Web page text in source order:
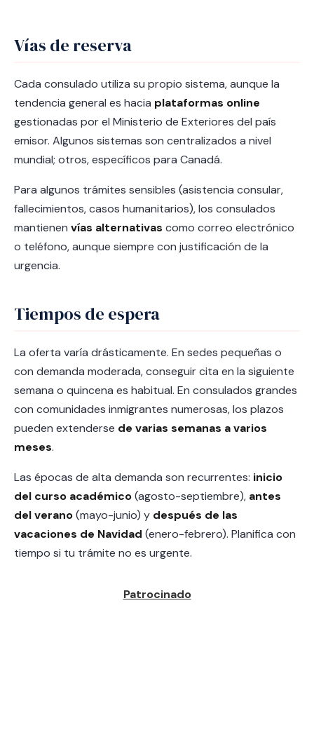
Vías de reserva
Cada consulado utiliza su propio sistema, aunque la
tendencia general es hacia plataformas online
gestionadas por el Ministerio de Exteriores del país
emisor. Algunos sistemas son centralizados a nivel
mundial; otros, específicos para Canadá.
Para algunos trámites sensibles (asistencia consular,
fallecimientos, casos humanitarios), los consulados
mantienen vías alternativas como correo electrónico
o teléfono, aunque siempre con justificación de la
urgencia.
Tiempos de espera
La oferta varía drásticamente. En sedes pequeñas o
con demanda moderada, conseguir cita en la siguiente
semana o quincena es habitual. En consulados grandes
con comunidades inmigrantes numerosas, los plazos
pueden extenderse de varias semanas a varios
meses.
Las épocas de alta demanda son recurrentes: inicio
del curso académico(agosto-septiembre), antes
del verano(mayo-junio) y después de las
vacaciones de Navidad (enero-febrero). Planifica con
tiempo si tu trámite no es urgente.